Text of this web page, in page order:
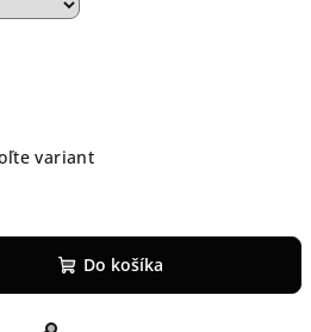
variant
Do košíka